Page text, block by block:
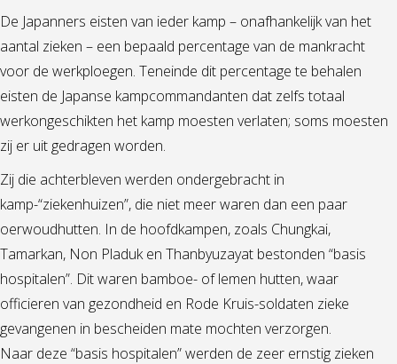
De Japanners eisten van ieder kamp – onafhankelijk van het
aantal zieken – een bepaald percentage van de mankracht
voor de werkploegen. Teneinde dit percentage te behalen
eisten de Japanse kampcommandanten dat zelfs totaal
werkongeschikten het kamp moesten verlaten; soms moesten
zij er uit gedragen worden.
Zij die achterbleven werden ondergebracht in
kamp-“ziekenhuizen”, die niet meer waren dan een paar
oerwoudhutten. In de hoofdkampen, zoals Chungkai,
Tamarkan, Non Pladuk en Thanbyuzayat bestonden “basis
hospitalen”. Dit waren bamboe- of lemen hutten, waar
officieren van gezondheid en Rode Kruis-soldaten zieke
gevangenen in bescheiden mate mochten verzorgen.
Naar deze “basis hospitalen” werden de zeer ernstig zieken